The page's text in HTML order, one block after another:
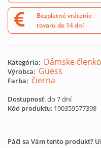
Bezplatné vrátenie
tovaru do 14 dní
Kategória: Dámske
Výrobca: Guess
Farba: čierna
Dostupnosť: do 7 dní
Kód produktu: 190359577398
Páči sa Vám tento produkt?